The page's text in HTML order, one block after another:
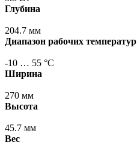
Глубина
204.7 мм
Диапазон рабочих температур
-10 … 55 °С
Ширина
270 мм
Высота
45.7 мм
Вес